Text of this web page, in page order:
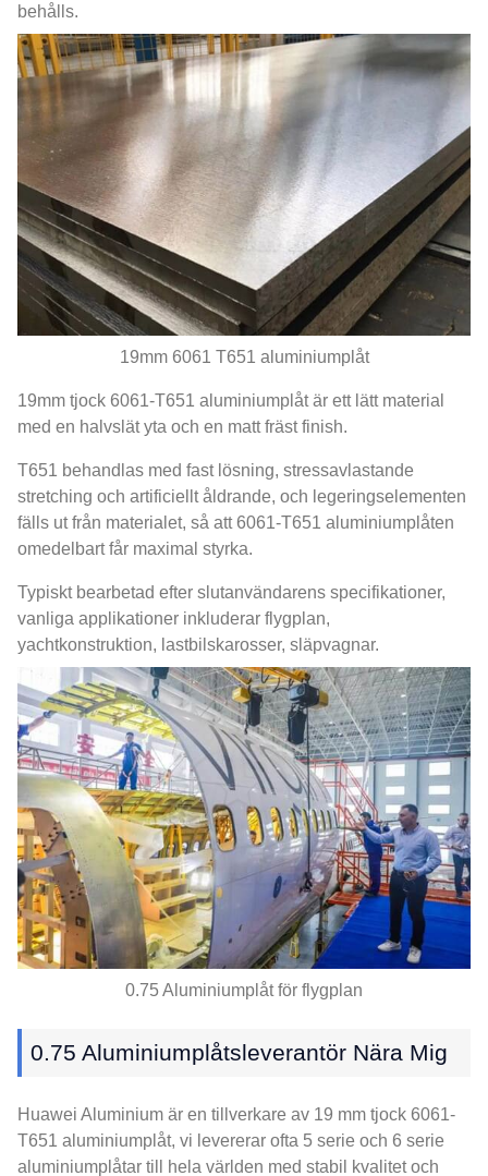
behålls.
19mm 6061 T651 aluminiumplåt
19mm tjock 6061-T651 aluminiumplåt är ett lätt material
med en halvslät yta och en matt fräst finish.
T651 behandlas med fast lösning, stressavlastande
stretching och artificiellt åldrande, och legeringselementen
fälls ut från materialet, så att 6061-T651 aluminiumplåten
omedelbart får maximal styrka.
Typiskt bearbetad efter slutanvändarens specifikationer,
vanliga applikationer inkluderar flygplan,
yachtkonstruktion, lastbilskarosser, släpvagnar.
0.75 Aluminiumplåt för flygplan
0.75 Aluminiumplåtsleverantör Nära Mig
Huawei Aluminium är en tillverkare av 19 mm tjock 6061-
T651 aluminiumplåt, vi levererar ofta 5 serie och 6 serie
aluminiumplåtar till hela världen med stabil kvalitet och